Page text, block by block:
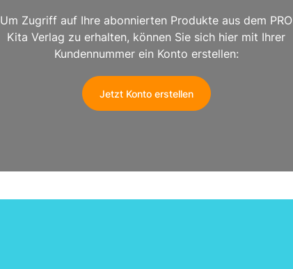
Um Zugriff auf Ihre abonnierten Produkte aus dem PRO
Kita Verlag zu erhalten, können Sie sich hier mit Ihrer
Kundennummer ein Konto erstellen:
Jetzt Konto erstellen